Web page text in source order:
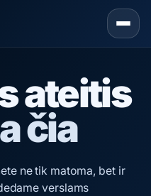
ateitis
čia
ne tik matoma, bet ir
verslams